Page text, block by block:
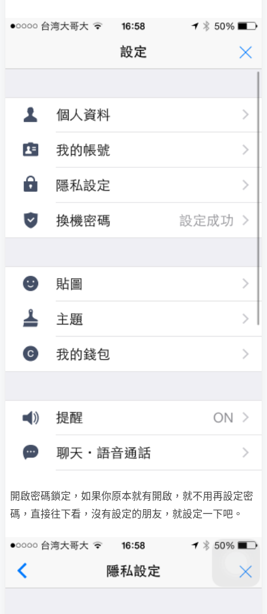
開啟密碼鎖定，如果你原本就有開啟，就不用再設定密
碼，直接往下看，沒有設定的朋友，就設定一下吧。